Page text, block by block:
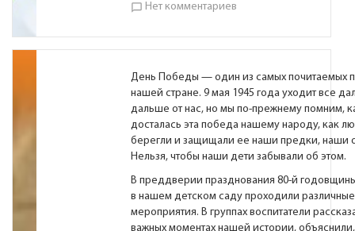
chat_bubble_outline Нет комментариев
День Победы — один из самых почитаемых
нашей стране. 9 мая 1945 года уходит все
дальше от нас, но мы по-прежнему помним,
досталась эта победа нашему народу, как
берегли и защищали ее наши предки, наши
Нельзя, чтобы наши дети забывали об этом.
В преддверии празднования 80-й
в нашем детском саду проходили различные
мероприятия. В группах воспитатели
важных моментах нашей истории, объяснили,